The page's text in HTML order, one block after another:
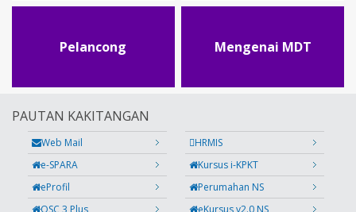
Pelancong Mengenai MDT
PAUTAN KAKITANGAN
Web Mail
HRMIS
e-SPARA
Kursus i-KPKT
eProfil
Perumahan NS
OSC 3 Plus
eKursus v2.0 NS